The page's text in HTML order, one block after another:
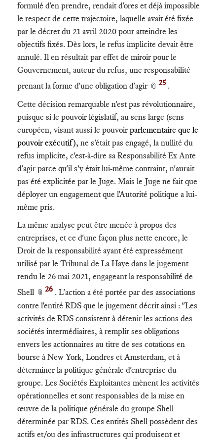
formulé d'en prendre, rendait d'ores et déjà impossible
le respect de cette trajectoire, laquelle avait été fixée
par le décret du 21 avril 2020 pour atteindre les
objectifs fixés. Dès lors, le refus implicite devait être
annulé. Il en résultait par effet de miroir pour le
Gouvernement, auteur du refus, une responsabilité
prenant la forme d'une obligation d'agir 📎 25 .
Cette décision remarquable n'est pas révolutionnaire,
puisque si le pouvoir législatif, au sens large (sens
européen, visant aussi le pouvoir parlementaire que le
pouvoir exécutif), ne s'était pas engagé, la nullité du
refus implicite, c'est-à-dire sa Responsabilité Ex Ante
d'agir parce qu'il s'y était lui-même contraint, n'aurait
pas été explicitée par le Juge. Mais le Juge ne fait que
déployer un engagement que l'Autorité politique a lui-
même pris.
La même analyse peut être menée à propos des
entreprises, et ce d'une façon plus nette encore, le
Droit de la responsabilité ayant été expressément
utilisé par le Tribunal de La Haye dans le jugement
rendu le 26 mai 2021, engageant la responsabilité de
Shell 📎 26 . L'action a été portée par des associations
contre l'entité RDS que le jugement décrit ainsi : "Les
activités de RDS consistent à détenir les actions des
sociétés intermédiaires, à remplir ses obligations
envers les actionnaires au titre de ses cotations en
bourse à New York, Londres et Amsterdam, et à
déterminer la politique générale d'entreprise du
groupe. Les Sociétés Exploitantes mènent les activités
opérationnelles et sont responsables de la mise en
œuvre de la politique générale du groupe Shell
déterminée par RDS. Ces entités Shell possèdent des
actifs et/ou des infrastructures qui produisent et